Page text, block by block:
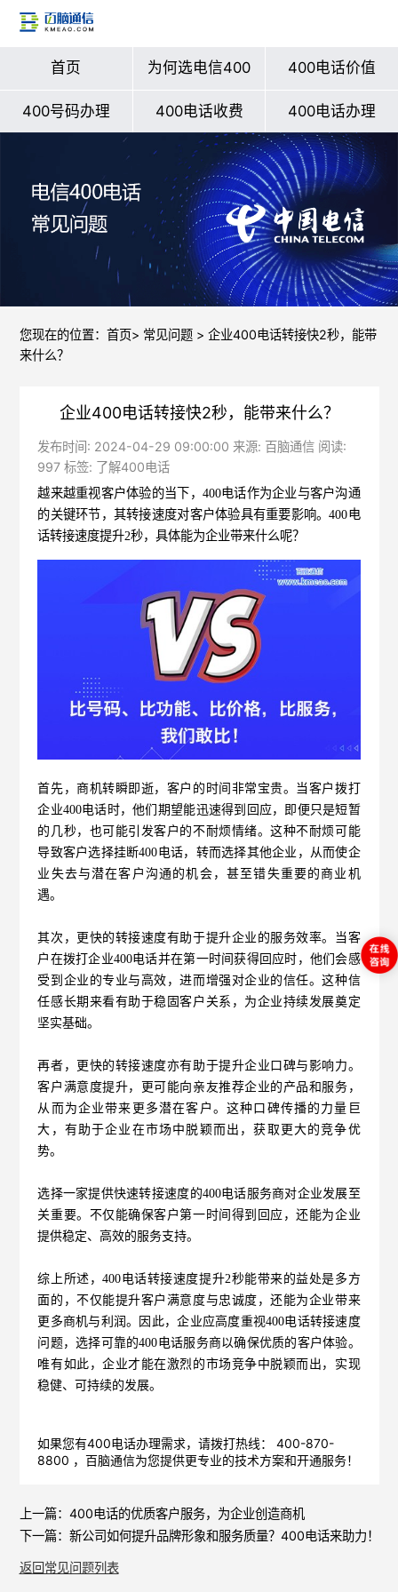
首页 为何选电信400 400电话价值
400号码办理 400电话收费 400电话办理
您现在的位置： 首页> 常见问题> 企业400电话转接快2秒，能带
来什么？
企业400电话转接快2秒，能带来什么？
发布时间: 2024-04-29 09:00:00 来源: 百脑通信 阅读:
997 标签: 了解400电话
越来越重视客户体验的当下， 400电话作为企业与客户沟通
的关键环节，其转接速度对客户体验具有重要影响。400电
话转接速度提升2秒，具体能为企业带来什么呢？
首先，商机转瞬即逝，客户的时间非常宝贵。当客户拨打
企业400电话时，他们期望能迅速得到回应，即便只是短暂
的几秒，也可能引发客户的不耐烦情绪。这种不耐烦可能
导致客户选择挂断400电话，转而选择其他企业，从而使企
业失去与潜在客户沟通的机会，甚至错失重要的商业机
遇。
其次，更快的转接速度有助于提升企业的服务效率。当客
户在拨打企业400电话并在第一时间获得回应时，他们会感
受到企业的专业与高效，进而增强对企业的信任。这种信
任感长期来看有助于稳固客户关系，为企业持续发展奠定
坚实基础。
再者，更快的转接速度亦有助于提升企业口碑与影响力。
客户满意度提升，更可能向亲友推荐企业的产品和服务，
从而为企业带来更多潜在客户。这种口碑传播的力量巨
大，有助于企业在市场中脱颖而出，获取更大的竞争优
势。
选择一家提供快速转接速度的400电话服务商对企业发展至
关重要。不仅能确保客户第一时间得到回应，还能为企业
提供稳定、高效的服务支持。
综上所述，400电话转接速度提升2秒能带来的益处是多方
面的，不仅能提升客户满意度与忠诚度，还能为企业带来
更多商机与利润。因此，企业应高度重视400电话转接速度
问题，选择可靠的400电话服务商以确保优质的客户体验。
唯有如此，企业才能在激烈的市场竞争中脱颖而出，实现
稳健、可持续的发展。
如果您有400电话办理需求，请拨打热线： 400-870-
8800 ，百脑通信为您提供更专业的技术方案和开通服务！
上一篇： 400电话的优质客户服务，为企业创造商机
下一篇： 新公司如何提升品牌形象和服务质量？400电话来助力！
返回常见问题列表